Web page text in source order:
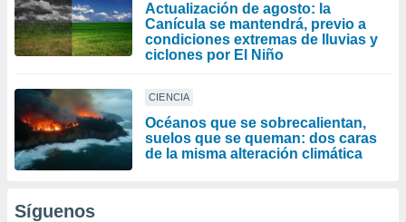
Actualización de agosto: la
Canícula se mantendrá, previo a
condiciones extremas de lluvias y
ciclones por El Niño
CIENCIA
Océanos que se sobrecalientan,
suelos que se queman: dos caras
de la misma alteración climática
Síguenos